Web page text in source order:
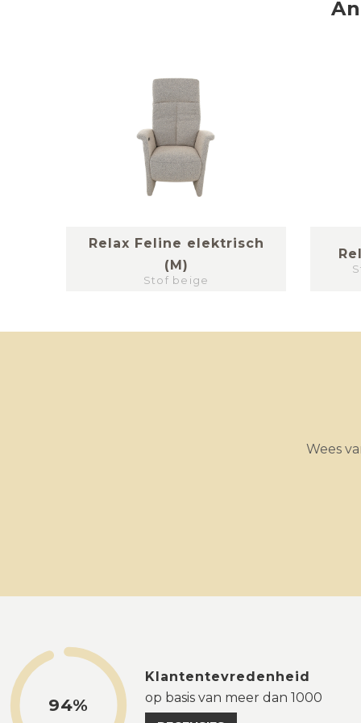
Relax Feline elektrisch
(M)
Stof beige
Wees
94%
Klantentevredenheid
op basis van meer dan 1000